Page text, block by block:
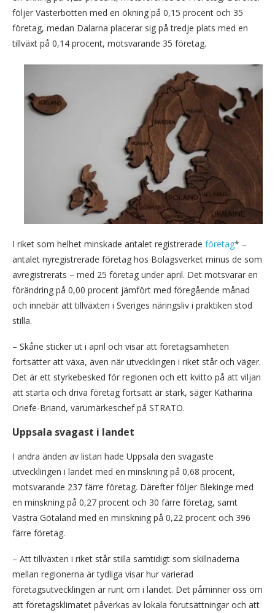
följer Västerbotten med en ökning på 0,15 procent och 35
företag, medan Dalarna placerar sig på tredje plats med en
tillväxt på 0,14 procent, motsvarande 35 företag.
I riket som helhet minskade antalet registrerade företag* –
antalet nyregistrerade företag hos Bolagsverket minus de som
avregistrerats – med 25 företag under april. Det motsvarar en
förändring på 0,00 procent jämfört med föregående månad
och innebär att tillväxten i Sveriges näringsliv i praktiken stod
stilla.
– Skåne sticker ut i april och visar att företagsamheten
fortsätter att växa, även när utvecklingen i riket står och väger.
Det är ett styrkebesked för regionen och ett kvitto på att viljan
att starta och driva företag fortsatt är stark, säger Katharina
Oriefe-Briand, varumärkeschef på STRATO.
Uppsala svagast i landet
I andra änden av listan hade Uppsala den svagaste
utvecklingen i landet med en minskning på 0,68 procent,
motsvarande 237 färre företag. Därefter följer Blekinge med
en minskning på 0,27 procent och 30 färre företag, samt
Västra Götaland med en minskning på 0,22 procent och 396
färre företag.
– Att tillväxten i riket står stilla samtidigt som skillnaderna
mellan regionerna är tydliga visar hur varierad
företagsutvecklingen är runt om i landet. Det påminner oss om
att företagsklimatet påverkas av lokala förutsättningar och att